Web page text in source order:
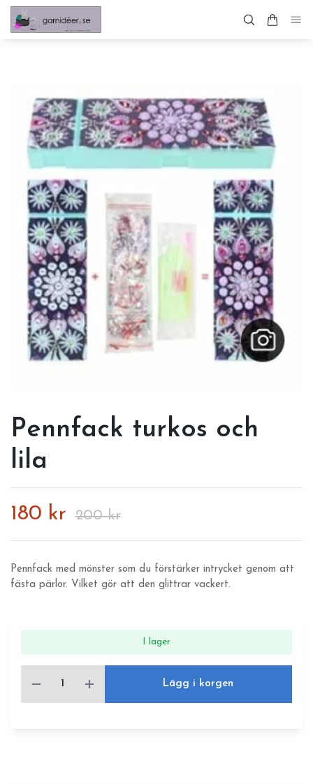
Pennfack turkos och
lila
180 kr 200 kr
Pennfack med mönster som du förstärker intrycket genom att
fästa pärlor. Vilket gör att den glittrar vackert.
I lager
Lägg i korgen